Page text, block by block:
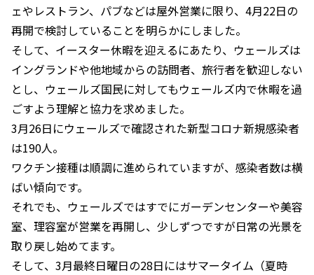
ェやレストラン、パブなどは屋外営業に限り、4月22日の
再開で検討していることを明らかにしました。
そして、イースター休暇を迎えるにあたり、ウェールズは
イングランドや他地域からの訪問者、旅行者を歓迎しない
とし、ウェールズ国民に対してもウェールズ内で休暇を過
ごすよう理解と協力を求めました。
3月26日にウェールズで確認された新型コロナ新規感染者
は190人。
ワクチン接種は順調に進められていますが、感染者数は横
ばい傾向です。
それでも、ウェールズではすでにガーデンセンターや美容
室、理容室が営業を再開し、少しずつですが日常の光景を
取り戻し始めてます。
そして、3月最終日曜日の28日にはサマータイム（夏時